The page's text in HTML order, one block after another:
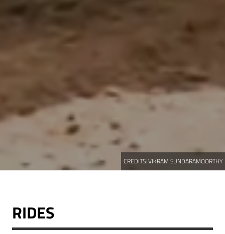
CREDITS:VIKRAM SUNDARAMOORTHY
RIDES